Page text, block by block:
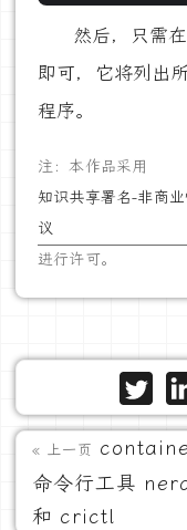
然后，只需
即可，它将列出
程序。
注：本作品采用
知识共享署名-非商
议
进行许可。
« 上一页
命令行工具
和 crictl